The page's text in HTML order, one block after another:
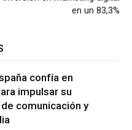
en un 83,3%
confía en
impulsar su
comunicación y